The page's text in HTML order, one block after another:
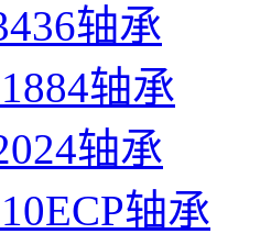
轴承
轴承
轴承
轴承